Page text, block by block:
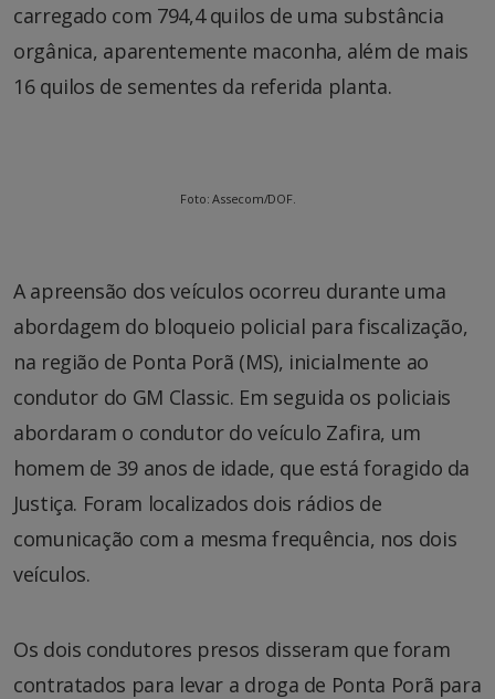
carregado com 794,4 quilos de uma substância
orgânica, aparentemente maconha, além de mais
16 quilos de sementes da referida planta.
Foto: Assecom/DOF.
A apreensão dos veículos ocorreu durante uma
abordagem do bloqueio policial para fiscalização,
na região de Ponta Porã (MS), inicialmente ao
condutor do GM Classic. Em seguida os policiais
abordaram o condutor do veículo Zafira, um
homem de 39 anos de idade, que está foragido da
Justiça. Foram localizados dois rádios de
comunicação com a mesma frequência, nos dois
veículos.
Os dois condutores presos disseram que foram
contratados para levar a droga de Ponta Porã para